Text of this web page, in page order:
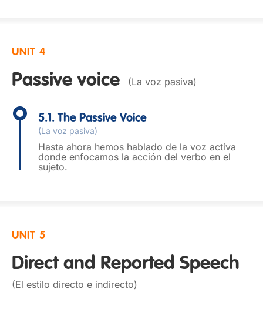
UNIT 4
Passive voice (La voz pasiva)
5.1. The Passive Voice
(La voz pasiva)
Hasta ahora hemos hablado de la voz activa
donde enfocamos la acción del verbo en el
sujeto.
UNIT 5
Direct and Reported Speech
(El estilo directo e indirecto)